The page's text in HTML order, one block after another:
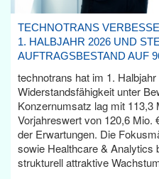
TECHNOTRANS
1. HALBJAHR 2026 UND
AUFTRAGSBESTAND AUF
technotrans hat im 1.
Widerstandsfähigkeit unter
Konzernumsatz lag mit 113,3
Vorjahreswert von 120,6 Mio.
der Erwartungen. Die
sowie Healthcare & Analytics
strukturell attraktive